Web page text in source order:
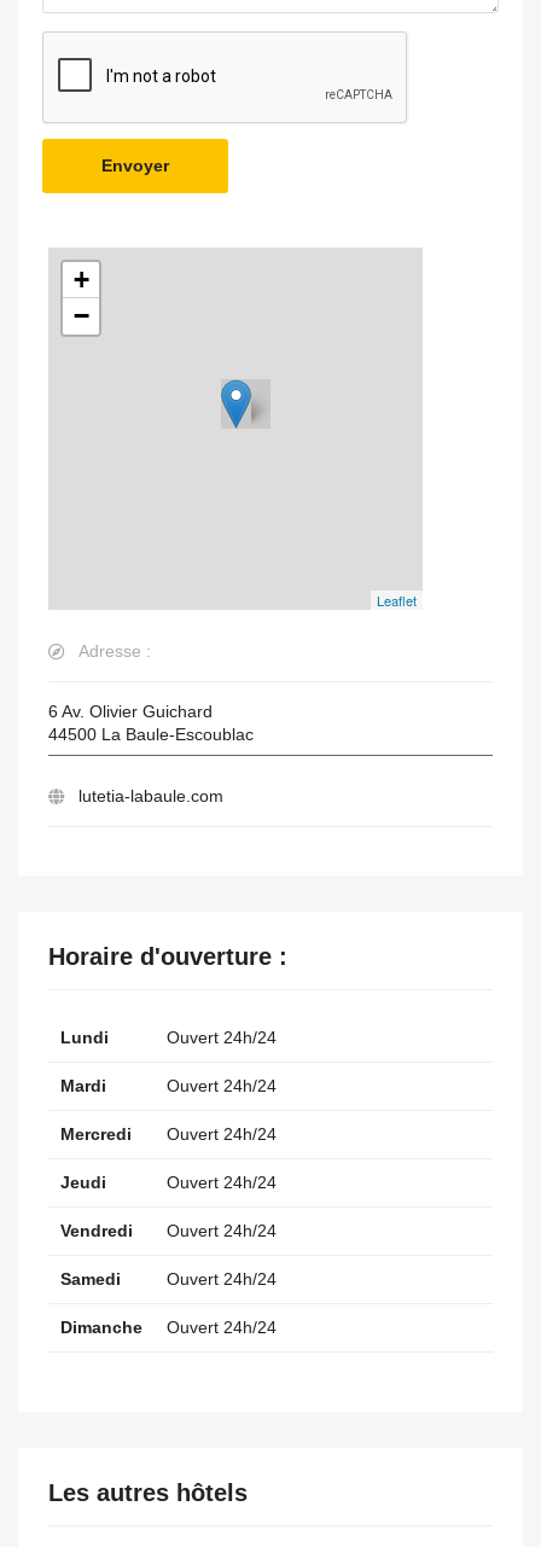
Envoyer
+
−
Leaflet
Adresse :
6 Av. Olivier Guichard
44500 La Baule-Escoublac
lutetia-labaule.com
Horaire d'ouverture :
Lundi Ouvert 24h/24
Mardi Ouvert 24h/24
Mercredi Ouvert 24h/24
Jeudi Ouvert 24h/24
Vendredi Ouvert 24h/24
Samedi Ouvert 24h/24
Dimanche Ouvert 24h/24
Les autres hôtels